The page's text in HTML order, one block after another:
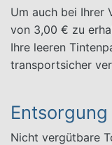
Um auch bei Ihrer
von 3,00 € zu
Ihre leeren
transportsicher
Entsorgung
Nicht vergütbare